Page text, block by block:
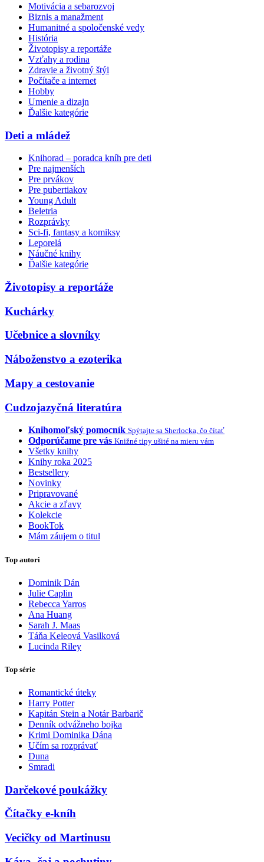
Motivácia a sebarozvoj
Biznis a manažment
Humanitné a spoločenské vedy
História
Životopisy a reportáže
Vzťahy a rodina
Zdravie a životný štýl
Počítače a internet
Hobby
Umenie a dizajn
Ďalšie kategórie
Deti a mládež
Knihorad – poradca kníh pre deti
Pre najmenších
Pre prvákov
Pre pubertiakov
Young Adult
Beletria
Rozprávky
Sci-fi, fantasy a komiksy
Leporelá
Náučné knihy
Ďalšie kategórie
Životopisy a reportáže
Kuchárky
Učebnice a slovníky
Náboženstvo a ezoterika
Mapy a cestovanie
Cudzojazyčná literatúra
Knihomoľský pomocník Spýtajte sa Sherlocka, čo čítať
Odporúčame pre vás Knižné tipy ušité na mieru vám
Všetky knihy
Knihy roka 2025
Bestsellery
Novinky
Pripravované
Akcie a zľavy
Kolekcie
BookTok
Mám záujem o titul
Top autori
Dominik Dán
Julie Caplin
Rebecca Yarros
Ana Huang
Sarah J. Maas
Táňa Keleová Vasilková
Lucinda Riley
Top série
Romantické úteky
Harry Potter
Kapitán Stein a Notár Barbarič
Denník odvážneho bojka
Krimi Dominika Dána
Učím sa rozprávať
Duna
Smradi
Darčekové poukážky
Čítačky e-kníh
Vecičky od Martinusu